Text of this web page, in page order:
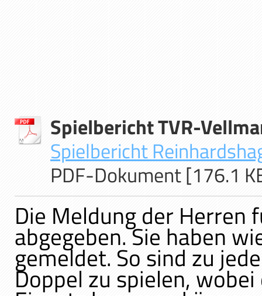
Spielbericht TVR-
Spielbericht
PDF-Dokument [176.1
Die Meldung der Herren
abgegeben. Sie haben
gemeldet. So sind zu
Doppel zu spielen,